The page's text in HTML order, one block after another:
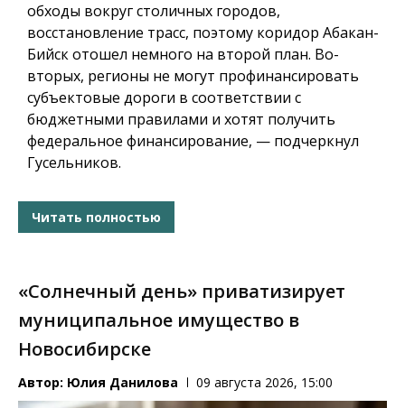
обходы вокруг столичных городов,
восстановление трасс, поэтому коридор Абакан-
Бийск отошел немного на второй план. Во-
вторых, регионы не могут профинансировать
субъектовые дороги в соответствии с
бюджетными правилами и хотят получить
федеральное финансирование, — подчеркнул
Гусельников.
Читать полностью
«Солнечный день» приватизирует
муниципальное имущество в
Новосибирске
Автор: Юлия Данилова 09 августа 2026, 15:00